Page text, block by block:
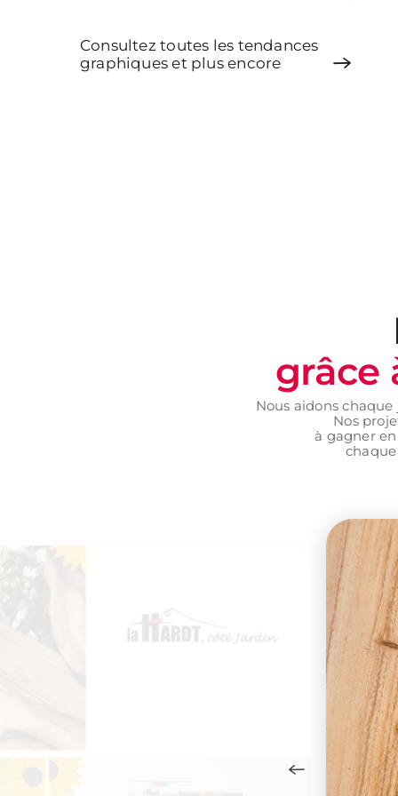
Consultez toutes les tendances
graphiques et plus encore
grâce
Nous aidons
Nos
à gagner